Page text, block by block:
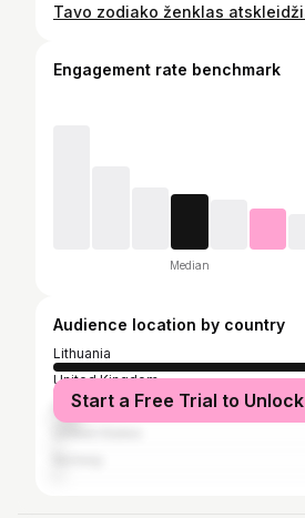
Engagement rate benchmark
Median
Audience location by country
Lithuania
United Kingdom
Ireland
Start a Free Trial to Unlock